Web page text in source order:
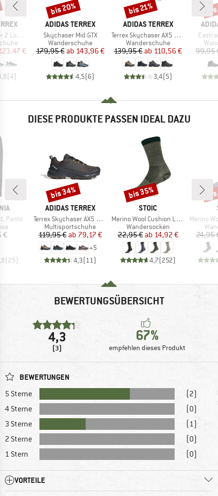
GTX
Preis
€
(4)
MARKE
ADIDAS TERREX
Artikel
Skychaser Mid GTX
Produktgruppe
Wanderschuhe
Preis
179,95 € reduzierter Preis
ab 143,96 €
4,5(6)
Rabatt
bis 20%
MARKE
ADIDAS TERREX
Artikel
Terrex Skychaser AX5 Mid GORE-TEX
Produktgruppe
Wanderschuhe
Preis
139,95 € reduzierter Preis
ab 110,56 €
3,4(5)
Rabatt
bis 21%
Artikel
99,95
DIESE PRODUKTE PASSEN IDEAL DAZU
Pants
€
(25)
MARKE
ADIDAS TERREX
Artikel
Terrex Skychaser AX5 GORE-TEX
Produktgruppe
Multisportschuhe
Preis
119,95 € reduzierter Preis
ab 79,17 €
+5
4,3(11 )
Rabatt
bis 34%
MARKE
STOIC
Artikel
Merino Wool Cushion Light Socks
Produktgruppe
Wandersocken
Preis
22,95 € reduzierter Preis
ab 14,92 €
4,7(252)
Rabatt
bis 35%
Artikel
Merino Wool
24,95
BEWERTUNGSÜBERSICHT
4,3
(3)
67%
empfehlen dieses Produkt
BEWERTUNGEN
5 Sterne
(2)
4 Sterne
(0)
3 Sterne
(1)
2 Sterne
(0)
1 Stern
(0)
VORTEILE